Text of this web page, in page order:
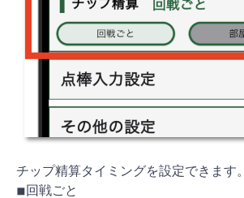
チップ精算タイミングを設定できます。
◾︎回戦ごと